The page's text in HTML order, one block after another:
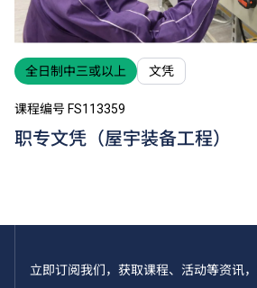
全日制中三或以上 文凭
课程编号 FS113359
职专文凭（屋宇装备工程）
立即订阅我们，获取课程、活动等资讯，